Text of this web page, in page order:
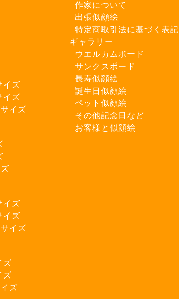
イズ
イズ
イズ
ズ
ズ
イズ
ズ
ズ
ズ
作家について
出張似顔絵
特定商取引法に基づく表記
ギャラリー
ウエルカムボード
サンクスボード
長寿似顔絵
誕生日似顔絵
ペット似顔絵
その他記念日など
お客様と似顔絵